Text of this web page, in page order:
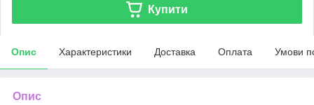
Купити
Опис Характеристики Доставка Оплата Умови
Опис